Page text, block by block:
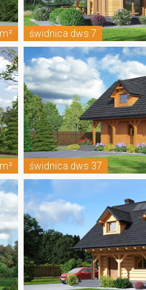
świdnica dws 7
świdnica dws 37